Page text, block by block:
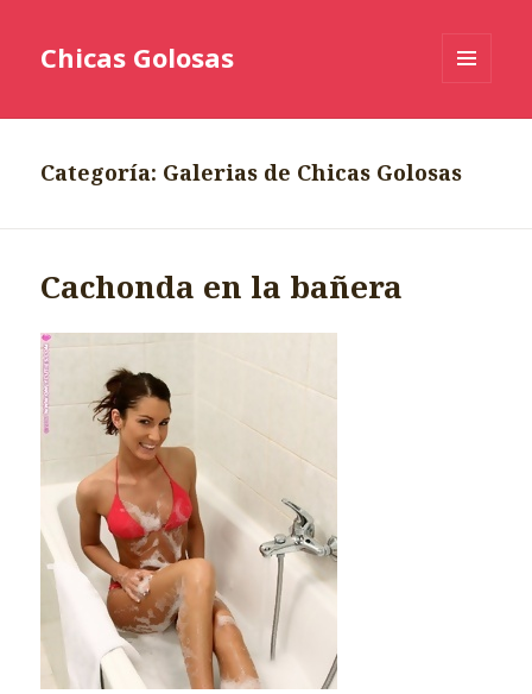
Chicas Golosas
Categoría: Galerias de Chicas Golosas
Cachonda en la bañera